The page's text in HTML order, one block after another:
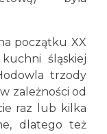
XX
śląskiej
trzody
zależności od
raz lub kilka
dlatego też